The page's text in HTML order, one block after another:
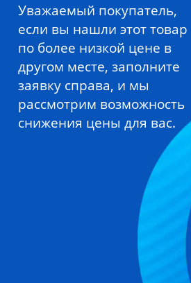
Уважаемый покупатель,
если вы нашли этот товар
по более низкой цене в
другом месте, заполните
заявку справа, и мы
рассмотрим возможность
снижения цены для вас.